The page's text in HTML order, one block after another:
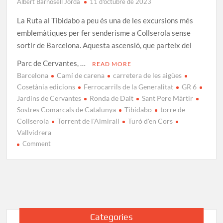
Albert Barnosell Jordà 11 d'octubre de 2023
La Ruta al Tibidabo a peu és una de les excursions més
emblemàtiques per fer senderisme a Collserola sense
sortir de Barcelona. Aquesta ascensió, que parteix del
Parc de Cervantes, …
READ MORE
Barcelona Camí de carena
carretera de les aigües
Cosetània edicions
Ferrocarrils de la Generalitat
GR 6
Jardins de Cervantes
Ronda de Dalt
Sant Pere Màrtir
Sostres Comarcals de Catalunya
Tibidabo
torre de
Collserola
Torrent de l'Almirall
Turó d'en Cors
Vallvidrera
Commenton
des
Categories